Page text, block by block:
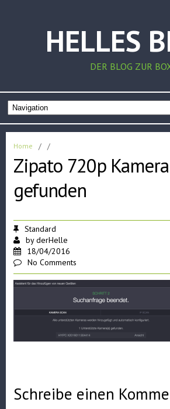
HELLES
DER BLOG ZUR
Home / /
Zipato 720p
gefunden
Standard
byderHelle
18/04/2016
No Comments
Schreibe einen